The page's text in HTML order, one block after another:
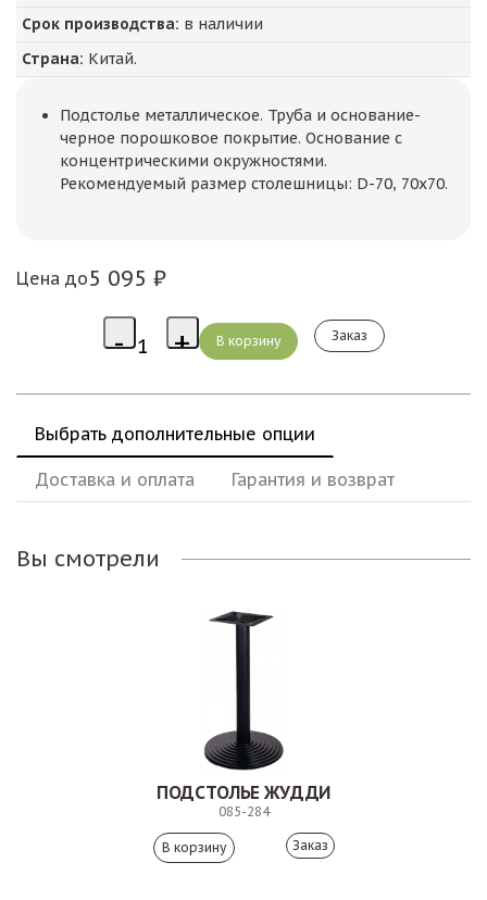
Срок производства: в наличии
Страна: Китай.
Подстолье металлическое. Труба и основание-
черное порошковое покрытие. Основание с
концентрическими окружностями.
Рекомендуемый размер столешницы: D-70, 70х70.
Цена до5 095 ₽
Заказ
Выбрать дополнительные опции
Доставка и оплата Гарантия и возврат
Вы смотрели
ПОДСТОЛЬЕ ЖУДДИ
085-284
Заказ